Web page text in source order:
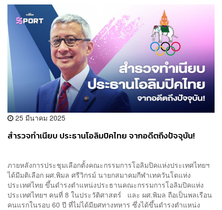
25 มีนาคม 2025
สำรวจทำเนียบ ประธานโอลิมปิคไทย จากอดีตถึงปัจจุบัน!
ภายหลังการประชุมเลือกตั้งคณะกรรมการโอลิมปิคแห่งประเทศไทยฯ
ได้มีมติเลือก ผศ.พิมล ศรีวิกรม์ นายกสมาคมกีฬาเทควันโดแห่ง
ประเทศไทย ขึ้นดำรงตำแหน่งประธานคณะกรรมการโอลิมปิคแห่ง
ประเทศไทยฯ คนที่ 8 ในประวัติศาสตร์ และ ผศ.พิมล ถือเป็นพลเรือน
คนแรกในรอบ 60 ปี ที่ไม่ได้มียศทางทหาร ซึ่งได้ขึ้นดำรงตำแหน่ง